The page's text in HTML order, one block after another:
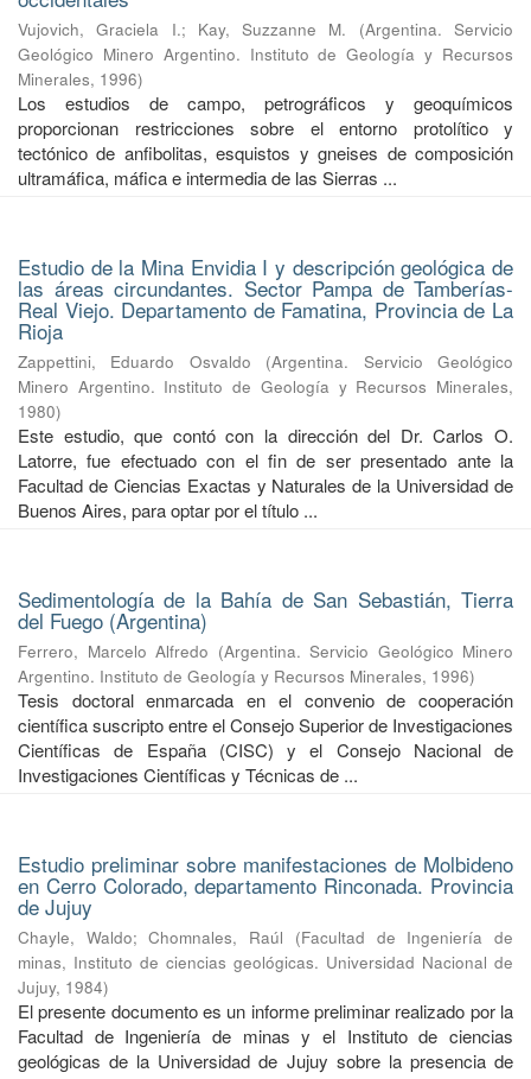
Vujovich, Graciela I.; Kay, Suzzanne M. (Argentina. Servicio
Geológico Minero Argentino. Instituto de Geología y Recursos
Minerales, 1996)
Los estudios de campo, petrográficos y geoquímicos
proporcionan restricciones sobre el entorno protolítico y
tectónico de anfibolitas, esquistos y gneises de composición
ultramáfica, máfica e intermedia de las Sierras ...
Estudio de la Mina Envidia I y descripción geológica de
las áreas circundantes. Sector Pampa de Tamberías-
Real Viejo. Departamento de Famatina, Provincia de La
Rioja
Zappettini, Eduardo Osvaldo (Argentina. Servicio Geológico
Minero Argentino. Instituto de Geología y Recursos Minerales,
1980)
Este estudio, que contó con la dirección del Dr. Carlos O.
Latorre, fue efectuado con el fin de ser presentado ante la
Facultad de Ciencias Exactas y Naturales de la Universidad de
Buenos Aires, para optar por el título ...
Sedimentología de la Bahía de San Sebastián, Tierra
del Fuego (Argentina)
Ferrero, Marcelo Alfredo (Argentina. Servicio Geológico Minero
Argentino. Instituto de Geología y Recursos Minerales, 1996)
Tesis doctoral enmarcada en el convenio de cooperación
científica suscripto entre el Consejo Superior de Investigaciones
Científicas de España (CISC) y el Consejo Nacional de
Investigaciones Científicas y Técnicas de ...
Estudio preliminar sobre manifestaciones de Molbideno
en Cerro Colorado, departamento Rinconada. Provincia
de Jujuy
Chayle, Waldo;Chomnales, Raúl (Facultad de Ingeniería de
minas, Instituto de ciencias geológicas. Universidad Nacional de
Jujuy, 1984)
El presente documento es un informe preliminar realizado por la
Facultad de Ingeniería de minas y el Instituto de ciencias
geológicas de la Universidad de Jujuy sobre la presencia de